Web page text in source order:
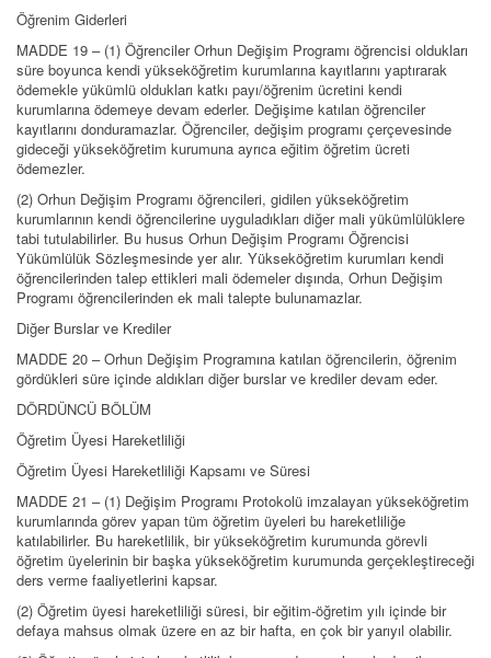
Öğrenim Giderleri
MADDE 19 – (1) Öğrenciler Orhun Değişim Programı öğrencisi oldukları
süre boyunca kendi yükseköğretim kurumlarına kayıtlarını yaptırarak
ödemekle yükümlü oldukları katkı payı/öğrenim ücretini kendi
kurumlarına ödemeye devam ederler. Değişime katılan öğrenciler
kayıtlarını donduramazlar. Öğrenciler, değişim programı çerçevesinde
gideceği yükseköğretim kurumuna ayrıca eğitim öğretim ücreti
ödemezler.
(2) Orhun Değişim Programı öğrencileri, gidilen yükseköğretim
kurumlarının kendi öğrencilerine uyguladıkları diğer mali yükümlülüklere
tabi tutulabilirler. Bu husus Orhun Değişim Programı Öğrencisi
Yükümlülük Sözleşmesinde yer alır. Yükseköğretim kurumları kendi
öğrencilerinden talep ettikleri mali ödemeler dışında, Orhun Değişim
Programı öğrencilerinden ek mali talepte bulunamazlar.
Diğer Burslar ve Krediler
MADDE 20 – Orhun Değişim Programına katılan öğrencilerin, öğrenim
gördükleri süre içinde aldıkları diğer burslar ve krediler devam eder.
DÖRDÜNCÜ BÖLÜM
Öğretim Üyesi Hareketliliği
Öğretim Üyesi Hareketliliği Kapsamı ve Süresi
MADDE 21 – (1) Değişim Programı Protokolü imzalayan yükseköğretim
kurumlarında görev yapan tüm öğretim üyeleri bu hareketliliğe
katılabilirler. Bu hareketlilik, bir yükseköğretim kurumunda görevli
öğretim üyelerinin bir başka yükseköğretim kurumunda gerçekleştireceği
ders verme faaliyetlerini kapsar.
(2) Öğretim üyesi hareketliliği süresi, bir eğitim-öğretim yılı içinde bir
defaya mahsus olmak üzere en az bir hafta, en çok bir yarıyıl olabilir.